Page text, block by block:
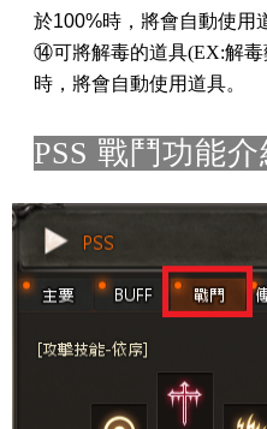
於100%時，將會自動使用
⑭可將解毒的道具(EX:解毒
時，將會自動使用道具。
PSS 戰鬥功能介